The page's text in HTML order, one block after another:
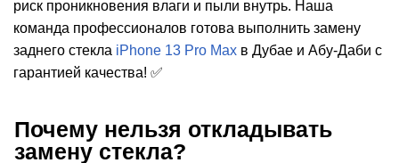
риск проникновения влаги и пыли внутрь. Наша
команда профессионалов готова выполнить замену
заднего стекла iPhone 13 Pro Max в Дубае и Абу-Даби с
гарантией качества! ✅
Почему нельзя откладывать
замену стекла?